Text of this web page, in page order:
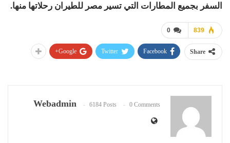
السفر بجميع المطارات التي تسير مصر للطيران رحلاتها منها.
0 839
Share
Facebook
Twitter
Google+
Webadmin 6184 Posts 0 Comments